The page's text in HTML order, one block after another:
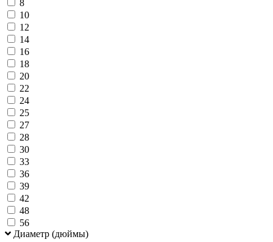
8
10
12
14
16
18
20
22
24
25
27
28
30
33
36
39
42
48
56
Диаметр (дюймы)